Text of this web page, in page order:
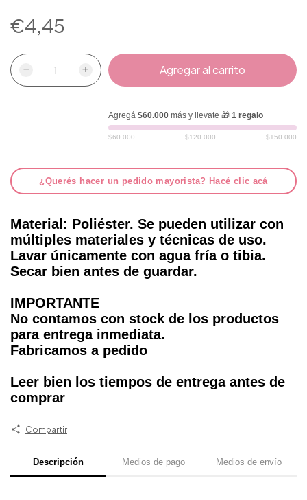
€4,45
Agregá $60.000más y llevate 🎁 1 regalo
$60.000 $120.000 $150.000
¿Querés hacer un pedido mayorista? Hacé clic acá
Material: Poliéster. Se pueden utilizar con
múltiples materiales y técnicas de uso.
Lavar únicamente con agua fría o tibia.
Secar bien antes de guardar.
IMPORTANTE
No contamos con stock de los productos
para entrega inmediata.
Fabricamos a pedido
Leer bien los tiempos de entrega antes de
comprar
Compartir
Descripción Medios de pago Medios de envío